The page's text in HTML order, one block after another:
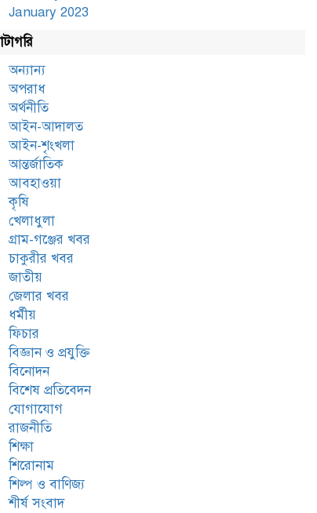
January 2023
অন্যান্য
অপরাধ
অর্থনীতি
আইন-আদালত
আইন-শৃংখলা
আন্তর্জাতিক
আবহাওয়া
কৃষি
খেলাধুলা
গ্রাম-গঞ্জের খবর
চাকুরীর খবর
জাতীয়
জেলার খবর
ধর্মীয়
ফিচার
বিজ্ঞান ও প্রযুক্তি
বিনোদন
বিশেষ প্রতিবেদন
যোগাযোগ
রাজনীতি
শিক্ষা
শিরোনাম
শিল্প ও বাণিজ্য
শীর্ষ সংবাদ